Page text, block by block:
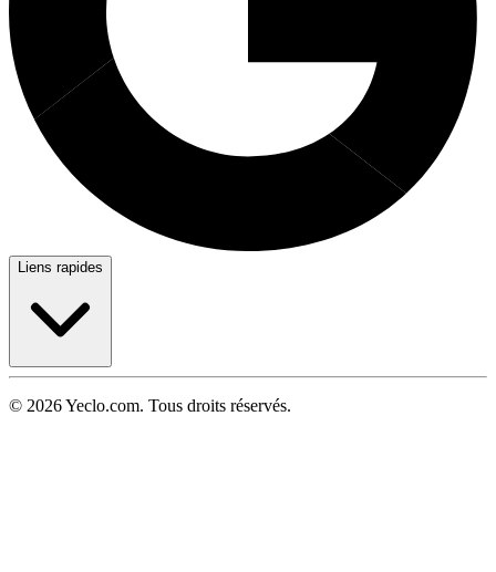
Liens rapides
© 2026 Yeclo.com. Tous droits réservés.